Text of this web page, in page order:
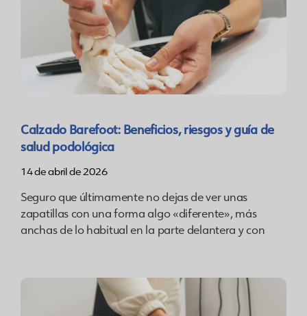
Calzado Barefoot: Beneficios, riesgos y guía de
salud podológica
14 de abril de 2026
Seguro que últimamente no dejas de ver unas
zapatillas con una forma algo «diferente», más
anchas de lo habitual en la parte delantera y con